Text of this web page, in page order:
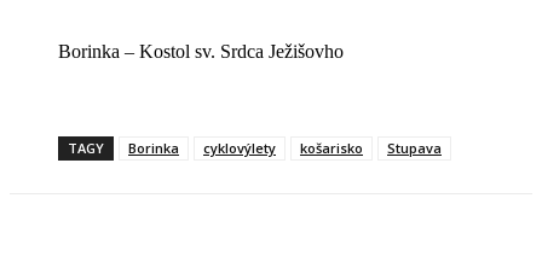
Borinka – Kostol sv. Srdca Ježišovho
TAGY Borinka cyklovýlety košarisko Stupava